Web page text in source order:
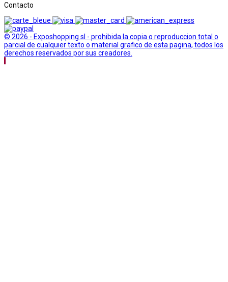
Contacto
© 2026 - Exposhopping sl - prohibida la copia o reproduccion total o
parcial de cualquier texto o material grafico de esta pagina, todos los
derechos reservados por sus creadores.